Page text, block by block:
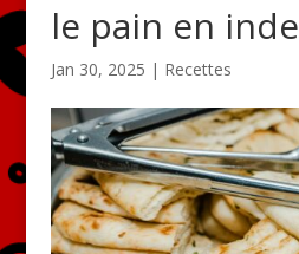
le pain en inde
Jan 30, 2025 | Recettes